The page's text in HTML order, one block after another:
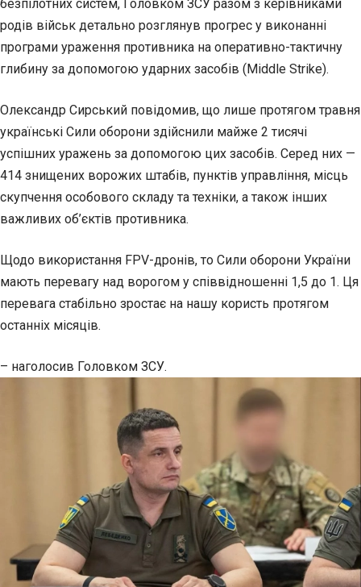
безпілотних систем, Головком ЗСУ разом з керівниками
родів військ детально розглянув прогрес у виконанні
програми ураження противника на оперативно-тактичну
глибину за допомогою ударних засобів (Middle Strike).
Олександр Сирський повідомив, що лише протягом травня
українські Сили оборони здійснили майже 2 тисячі
успішних уражень за допомогою цих засобів. Серед них —
414 знищених ворожих штабів, пунктів управління, місць
скупчення особового складу та техніки, а також інших
важливих об’єктів противника.
Щодо використання FPV-дронів, то Сили оборони України
мають перевагу над ворогом у співвідношенні 1,5 до 1. Ця
перевага стабільно зростає на нашу користь протягом
останніх місяців.
– наголосив Головком ЗСУ.